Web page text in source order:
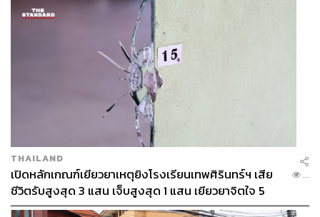
THAILAND
เปิดหลักเกณฑ์เยียวยาเหตุยิงโรงเรียนเทพศิรินทร์ฯ เสีย
ชีวิตรับสูงสุด 3 แสน เจ็บสูงสุด 1 แสน เยียวยาจิตใจ 5
ระดับ
...